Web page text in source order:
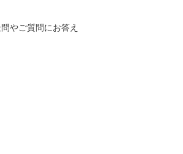
やご質問にお答え